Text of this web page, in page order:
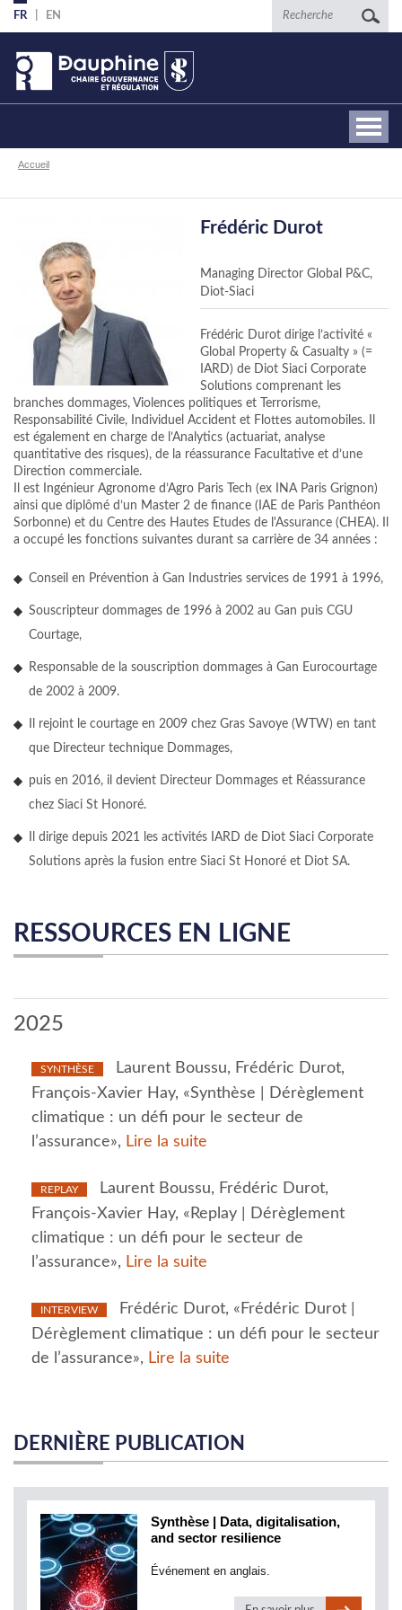
Aller
au
contenu
principal
FR EN Recherche
Fil
Accueil
Frédéric Durot
Managing Director Global P&C,
Diot-Siaci
Frédéric Durot dirige l’activité «
Global Property & Casualty » (=
IARD) de Diot Siaci Corporate
Solutions comprenant les
branches dommages, Violences politiques et Terrorisme,
Responsabilité Civile, Individuel Accident et Flottes automobiles. Il
est également en charge de l’Analytics (actuariat, analyse
quantitative des risques), de la réassurance Facultative et d’une
Direction commerciale.
Il est Ingénieur Agronome d’Agro Paris Tech (ex INA Paris Grignon)
ainsi que diplômé d’un Master 2 de finance (IAE de Paris Panthéon
Sorbonne) et du Centre des Hautes Etudes de l'Assurance (CHEA). Il
a occupé les fonctions suivantes durant sa carrière de 34 années :
Conseil en Prévention à Gan Industries services de 1991 à 1996,
Souscripteur dommages de 1996 à 2002 au Gan puis CGU
Courtage,
Responsable de la souscription dommages à Gan Eurocourtage
de 2002 à 2009.
Il rejoint le courtage en 2009 chez Gras Savoye (WTW) en tant
que Directeur technique Dommages,
puis en 2016, il devient Directeur Dommages et Réassurance
chez Siaci St Honoré.
Il dirige depuis 2021 les activités IARD de Diot Siaci Corporate
Solutions après la fusion entre Siaci St Honoré et Diot SA.
RESSOURCES EN LIGNE
2025
SYNTHÈSE
Laurent Boussu, Frédéric Durot,
François-Xavier Hay, «Synthèse | Dérèglement
climatique : un défi pour le secteur de
l’assurance», Lire la suite
REPLAY
Laurent Boussu, Frédéric Durot,
François-Xavier Hay, «Replay | Dérèglement
climatique : un défi pour le secteur de
l’assurance», Lire la suite
INTERVIEW
Frédéric Durot, «Frédéric Durot |
Dérèglement climatique : un défi pour le secteur
de l’assurance», Lire la suite
DERNIÈRE PUBLICATION
Synthèse | Data, digitalisation,
and sector resilience
Événement en anglais.